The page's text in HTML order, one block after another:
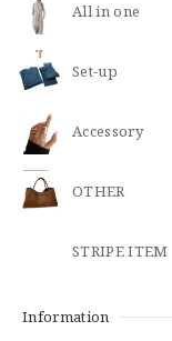
All in one
Set-up
​Accessory
OTHER
STRIPE ITEM
Information